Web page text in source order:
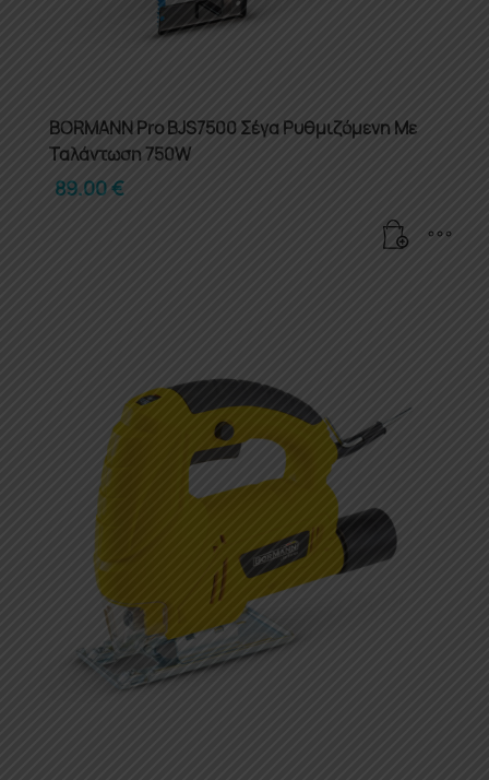
BORMANN Pro BJS7500 Σέγα Ρυθμιζόμενη Με
Ταλάντωση 750W
89.00€